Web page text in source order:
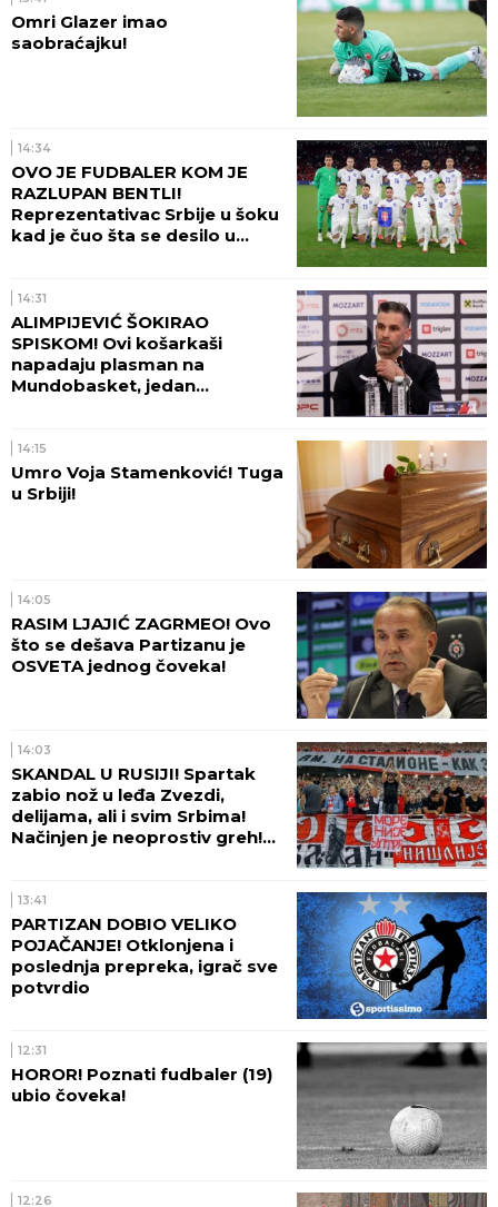
Omri Glazer imao
saobraćajku!
14:34
OVO JE FUDBALER KOM JE
RAZLUPAN BENTLI!
Reprezentativac Srbije u šoku
kad je čuo šta se desilo u
14:31
ALIMPIJEVIĆ ŠOKIRAO
SPISKOM! Ovi košarkaši
napadaju plasman na
Mundobasket, jedan
14:15
Umro Voja Stamenković! Tuga
u Srbiji!
14:05
RASIM LJAJIĆ ZAGRMEO! Ovo
što se dešava Partizanu je
OSVETA jednog čoveka!
14:03
SKANDAL U RUSIJI! Spartak
zabio nož u leđa Zvezdi,
delijama, ali i svim Srbima!
Načinjen je neoprostiv greh!
13:41
PARTIZAN DOBIO VELIKO
POJAČANJE! Otklonjena i
poslednja prepreka, igrač sve
potvrdio
12:31
HOROR! Poznati fudbaler (19)
ubio čoveka!
12:26